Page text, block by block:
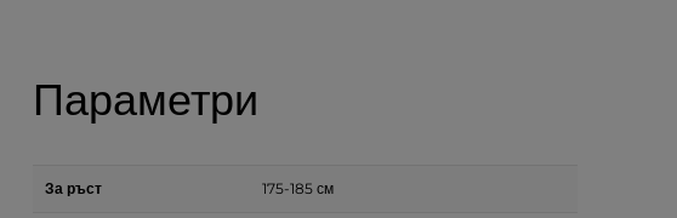
Параметри
За ръст 175-185 см